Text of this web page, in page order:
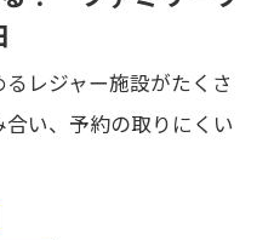
レジャー施設がたくさ
い、予約の取りにくい